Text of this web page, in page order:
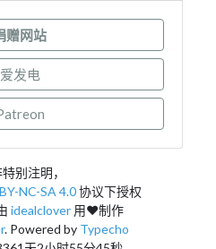
赠网站
发电
别注明，
NC-SA 4.0协议下授权
idealclover 用❤制作
. Powered by Typecho